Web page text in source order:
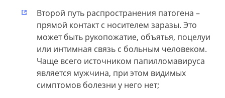
Второй путь распространения патогена –
прямой контакт с носителем заразы. Это
может быть рукопожатие, объятья, поцелуи
или интимная связь с больным человеком.
Чаще всего источником папилломавируса
является мужчина, при этом видимых
симптомов болезни у него нет;